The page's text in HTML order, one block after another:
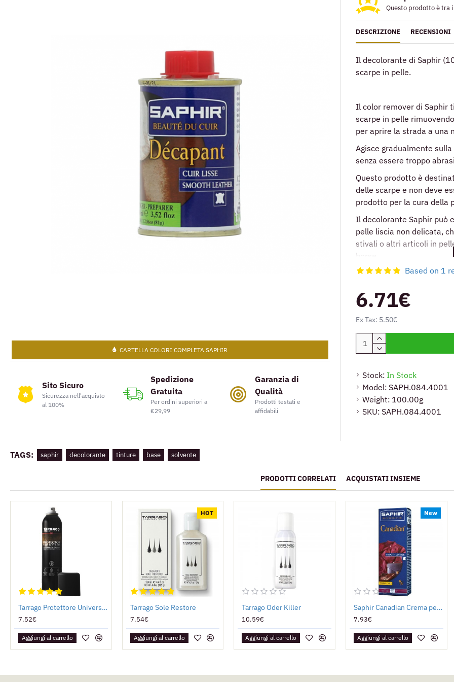
Sito Sicuro
Sicurezza nell'acquisto
al 100%
Spedizione
Gratuita
Per ordini superiori a
€29,99
Garanzia di
Qualità
Prodotti testati e
affidabili
CARTELLA COLORI COMPLETA SAPHIR
DESCRIZIONE RECENSIONI
Il decolorante di Saphir
scarpe in pelle.
Il color remover di Saphir
scarpe in pelle
per aprire la strada a una
Agisce gradualmente
senza essere troppo
Questo prodotto è
delle scarpe e non deve
prodotto per la cura della
Il decolorante Saphir può
pelle liscia non delicata,
stivali o altri articoli in
borse.
Usa il decolorante Saphir
Svita il tappo di sicurezza
cotone con il decolorante.
Strofina delicatamente il
colore.
È possibile applicare
Lasciare agire il prodotto
ogni applicazione.
Questo prodotto è tra
Stock: In Stock
Model: SAPH.084.4001
Weight: 100.00g
SKU: SAPH.084.4001
Based on 1
6.71€
Ex Tax: 5.50€
TAGS: saphir decolorante tinture base solvente
PRODOTTI CORRELATI ACQUISTATI INSIEME
Tarrago Protettore Universale - Antipioggia
7.52€
Aggiungi al carrello
HOT
Tarrago Sole Restore
7.54€
Aggiungi al carrello
Tarrago Oder Killer
10.59€
Aggiungi al carrello
New
Saphir Canadian Crema per Giacche e Borse
7.93€
Aggiungi al carrello